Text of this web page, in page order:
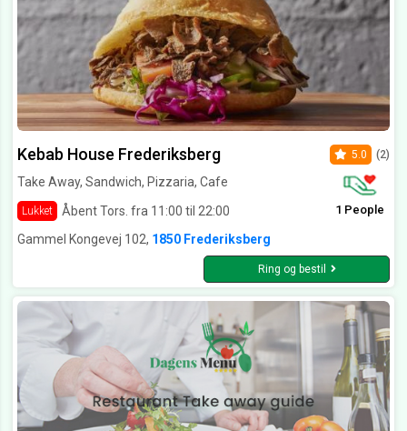
Kebab House Frederiksberg
Take Away, Sandwich, Pizzaria, Cafe
Lukket Åbent Tors. fra 11:00 til 22:00
5.0 (2)
1 People
Gammel Kongevej 102, 1850 Frederiksberg
Ring og bestil